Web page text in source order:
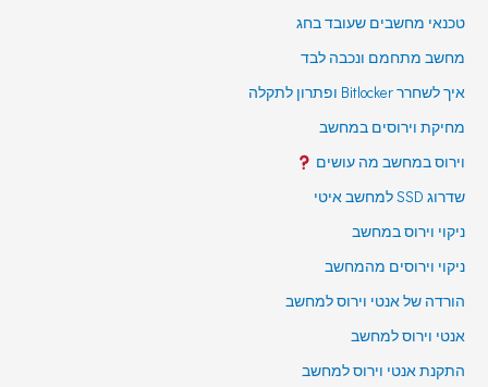
טכנאי מחשבים שעובד בחג
מחשב מתחמם ונכבה לבד
איך לשחרר Bitlocker ופתרון לתקלה
מחיקת וירוסים במחשב
וירוס במחשב מה עושים
שדרוג SSD למחשב איטי
ניקוי וירוס במחשב
ניקוי וירוסים מהמחשב
הורדה של אנטי וירוס למחשב
אנטי וירוס למחשב
התקנת אנטי וירוס למחשב